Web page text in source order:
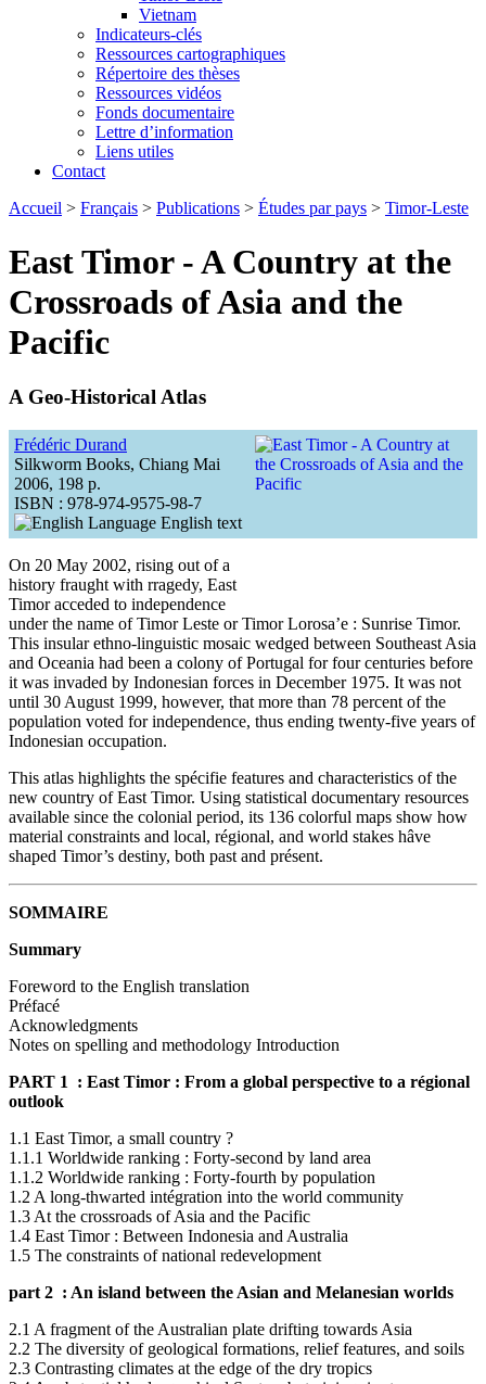
Vietnam
Indicateurs-clés
Ressources cartographiques
Répertoire des thèses
Ressources vidéos
Fonds documentaire
Lettre d’information
Liens utiles
Contact
Accueil > Français > Publications > Études par pays > Timor-Leste
East Timor - A Country at the
Crossroads of Asia and the
Pacific
A Geo-Historical Atlas
Frédéric Durand
Silkworm Books, Chiang Mai
2006, 198 p.
ISBN : 978-974-9575-98-7
English text
On 20 May 2002, rising out of a
history fraught with rragedy, East
Timor acceded to independence
under the name of Timor Leste or Timor Lorosa’e : Sunrise Timor.
This insular ethno-linguistic mosaic wedged between Southeast Asia
and Oceania had been a colony of Portugal for four centuries before
it was invaded by Indonesian forces in December 1975. It was not
until 30 August 1999, however, that more than 78 percent of the
population voted for independence, thus ending twenty-five years of
Indonesian occupation.
This atlas highlights the spécifie features and characteristics of the
new country of East Timor. Using statistical documentary resources
available since the colonial period, its 136 colorful maps show how
material constraints and local, régional, and world stakes hâve
shaped Timor’s destiny, both past and présent.
SOMMAIRE
Summary
Foreword to the English translation
Préfacé
Acknowledgments
Notes on spelling and methodology Introduction
PART 1
: East Timor : From a global perspective to a régional
outlook
1.1 East Timor, a small country ?
1.1.1 Worldwide ranking : Forty-second by land area
1.1.2 Worldwide ranking : Forty-fourth by population
1.2 A long-thwarted intégration into the world community
1.3 At the crossroads of Asia and the Pacific
1.4 East Timor : Between Indonesia and Australia
1.5 The constraints of national redevelopment
part 2 : An island between the Asian and Melanesian worlds
2.1 A fragment of the Australian plate drifting towards Asia
2.2 The diversity of geological formations, relief features, and soils
2.3 Contrasting climates at the edge of the dry tropics